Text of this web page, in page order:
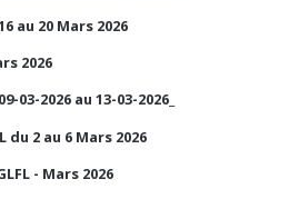
au 20 Mars 2026
2026
03-2026 au 13-03-2026_
du 2 au 6 Mars 2026
- Mars 2026